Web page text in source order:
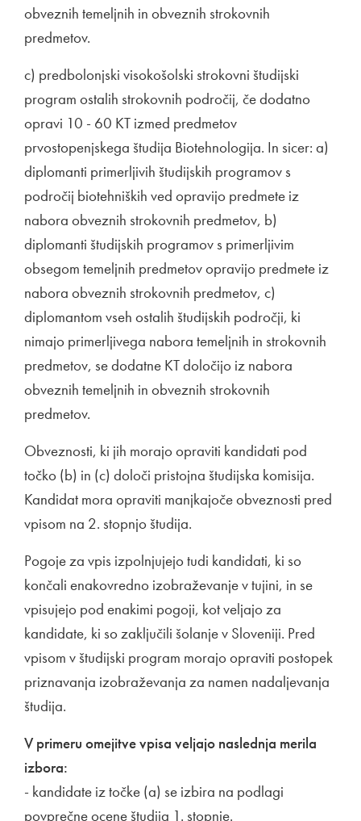
obveznih temeljnih in obveznih strokovnih
predmetov.
c) predbolonjski visokošolski strokovni študijski
program ostalih strokovnih področij, če dodatno
opravi 10 - 60 KT izmed predmetov
prvostopenjskega študija Biotehnologija. In sicer: a)
diplomanti primerljivih študijskih programov s
področij biotehniških ved opravijo predmete iz
nabora obveznih strokovnih predmetov, b)
diplomanti študijskih programov s primerljivim
obsegom temeljnih predmetov opravijo predmete iz
nabora obveznih strokovnih predmetov, c)
diplomantom vseh ostalih študijskih področji, ki
nimajo primerljivega nabora temeljnih in strokovnih
predmetov, se dodatne KT določijo iz nabora
obveznih temeljnih in obveznih strokovnih
predmetov.
Obveznosti, ki jih morajo opraviti kandidati pod
točko (b) in (c) določi pristojna študijska komisija.
Kandidat mora opraviti manjkajoče obveznosti pred
vpisom na 2. stopnjo študija.
Pogoje za vpis izpolnjujejo tudi kandidati, ki so
končali enakovredno izobraževanje v tujini, in se
vpisujejo pod enakimi pogoji, kot veljajo za
kandidate, ki so zaključili šolanje v Sloveniji. Pred
vpisom v študijski program morajo opraviti postopek
priznavanja izobraževanja za namen nadaljevanja
študija.
V primeru omejitve vpisa veljajo naslednja merila
izbora:
- kandidate iz točke (a) se izbira na podlagi
povprečne ocene študija 1. stopnje.